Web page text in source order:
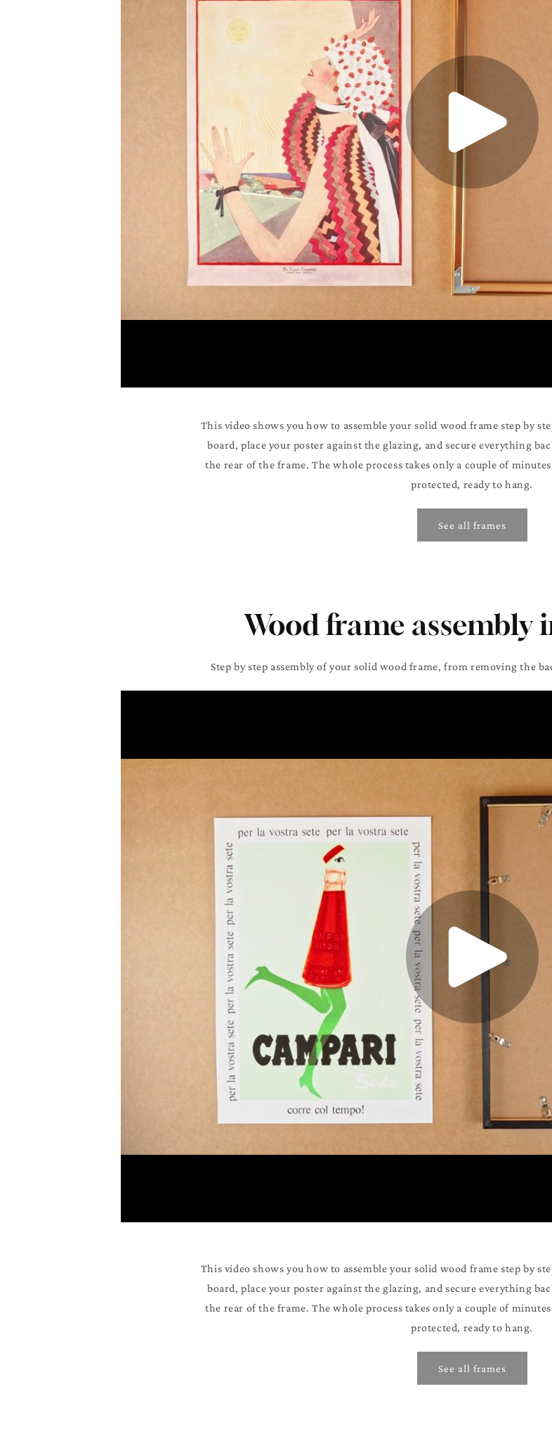
This video shows you how to assemble your solid wood frame step by
board, place your poster against the glazing, and secure everything
the rear of the frame. The whole process takes only a couple of
protected, ready to hang.
See all frames
Wood frame assembly
Step by step assembly of your solid wood frame, from removing the
This video shows you how to assemble your solid wood frame step by
board, place your poster against the glazing, and secure everything
the rear of the frame. The whole process takes only a couple of
protected, ready to hang.
See all frames